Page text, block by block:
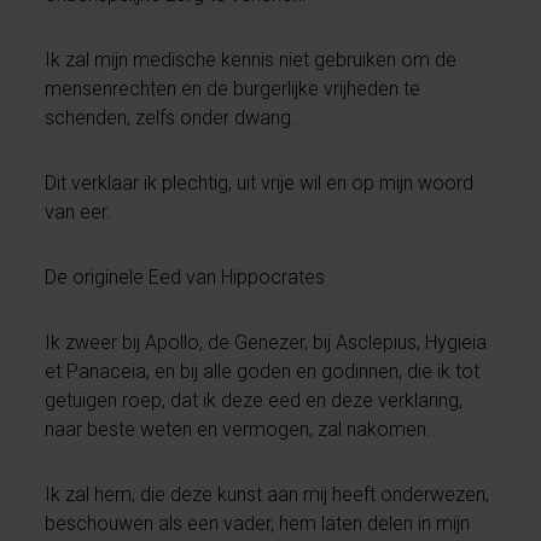
Ik zal mijn medische kennis niet gebruiken om de
mensenrechten en de burgerlijke vrijheden te
schenden, zelfs onder dwang.
Dit verklaar ik plechtig, uit vrije wil en op mijn woord
van eer.
De originele Eed van Hippocrates
Ik zweer bij Apollo, de Genezer, bij Asclepius, Hygieia
et Panaceia, en bij alle goden en godinnen, die ik tot
getuigen roep, dat ik deze eed en deze verklaring,
naar beste weten en vermogen, zal nakomen.
Ik zal hem, die deze kunst aan mij heeft onderwezen,
beschouwen als een vader, hem laten delen in mijn